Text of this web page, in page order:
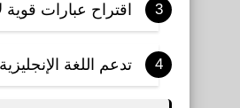
اقتراح عبارات قوية
تدعم اللغة